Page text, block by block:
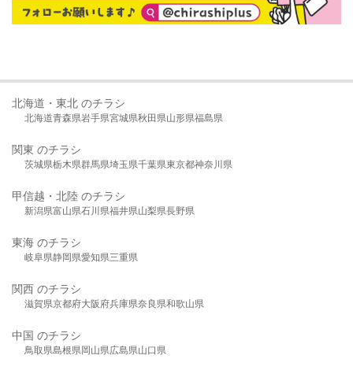
北海道・東北 のチラシ
北海道青森県岩手県宮城県秋田県山形県福島県
関東 のチラシ
茨城県栃木県群馬県埼玉県千葉県東京都神奈川県
甲信越・北陸 のチラシ
新潟県富山県石川県福井県山梨県長野県
東海 のチラシ
岐阜県静岡県愛知県三重県
関西 のチラシ
滋賀県京都府大阪府兵庫県奈良県和歌山県
中国 のチラシ
鳥取県島根県岡山県広島県山口県